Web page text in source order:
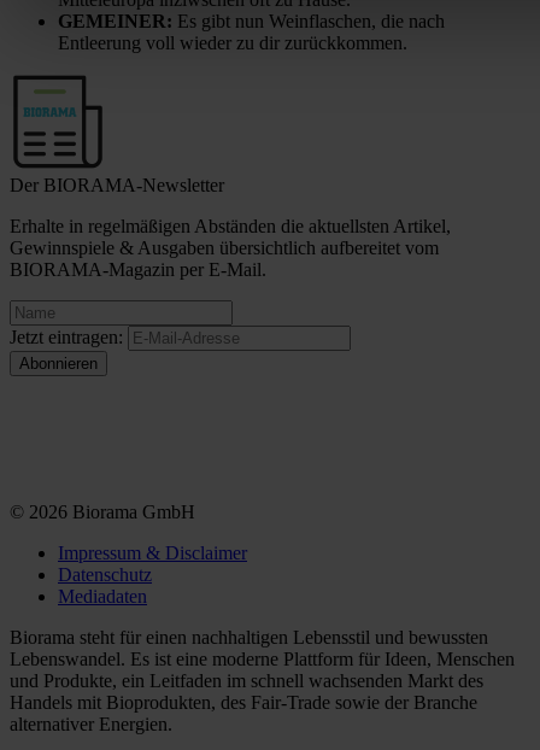
GEMEINER: Es gibt nun Weinflaschen, die nach
Entleerung voll wieder zu dir zurückkommen.
Der BIORAMA-Newsletter
Erhalte in regelmäßigen Abständen die aktuellsten Artikel,
Gewinnspiele & Ausgaben übersichtlich aufbereitet vom
BIORAMA-Magazin per E-Mail.
Jetzt eintragen:
© 2026 Biorama GmbH
Impressum & Disclaimer
Datenschutz
Mediadaten
Biorama steht für einen nachhaltigen Lebensstil und bewussten
Lebenswandel. Es ist eine moderne Plattform für Ideen, Menschen
und Produkte, ein Leitfaden im schnell wachsenden Markt des
Handels mit Bioprodukten, des Fair-Trade sowie der Branche
alternativer Energien.